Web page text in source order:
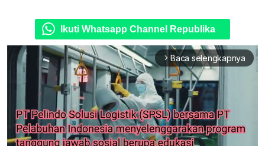
Ikuti Whatsapp Channel Republika
arrow_forward_ios Baca selengkapnya